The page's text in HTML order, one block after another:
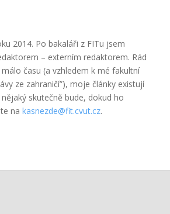
2014. Po bakaláři z FITu jsem
– externím redaktorem. Rád
času (a vzhledem k mé fakultní
ze zahraničí”), moje články existují
skutečně bude, dokud ho
na kasnezde@fit.cvut.cz.